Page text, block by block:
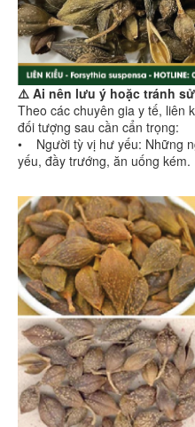
⚠️ Ai nên lưu ý hoặc tránh
Theo các chuyên gia y tế, liên
đối tượng sau cần cẩn trọng:
• Người tỳ vị hư yếu: Những
yếu, đầy trướng, ăn uống kém.